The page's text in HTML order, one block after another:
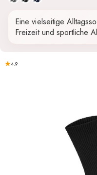
Eine vielseitige
Freizeit und sportliche
4.9